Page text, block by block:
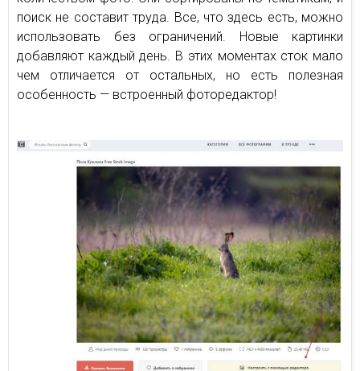
поиск не составит труда. Все, что здесь есть, можно
использовать без ограничений. Новые картинки
добавляют каждый день. В этих моментах сток мало
чем отличается от остальных, но есть полезная
особенность — встроенный фоторедактор!